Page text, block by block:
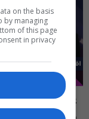
علناً
on the basis
by managing
of this page
in privacy